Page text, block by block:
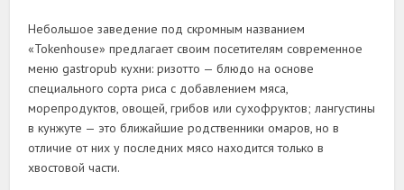
Небольшое заведение под скромным названием
«Tokenhouse» предлагает своим посетителям современное
меню gastropub кухни: ризотто — блюдо на основе
специального сорта риса с добавлением мяса,
морепродуктов, овощей, грибов или сухофруктов; лангустины
в кунжуте — это ближайшие родственники омаров, но в
отличие от них у последних мясо находится только в
хвостовой части.